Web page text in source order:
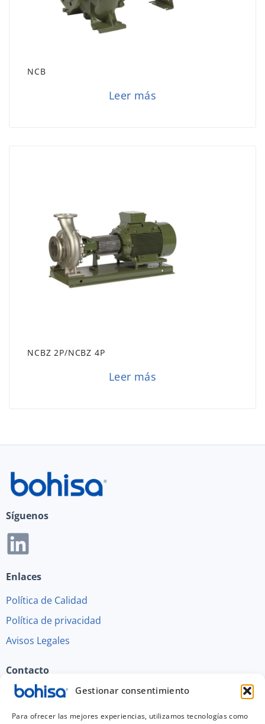
Gestionar consentimiento
Para ofrecer las mejores experiencias, utilizamos tecnologías como
NCB
Leer más
NCBZ 2P/NCBZ 4P
Leer más
Síguenos
Enlaces
Política de Calidad
Política de privacidad
Avisos Legales
Contacto
Polígono Ind. Juncaril C/Guadix - R 60-61,18220